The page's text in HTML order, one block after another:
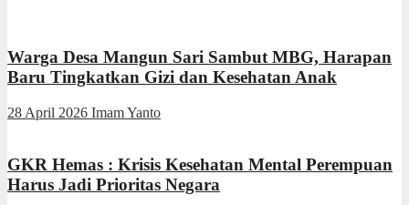
Warga Desa Mangun Sari Sambut MBG, Harapan
Baru Tingkatkan Gizi dan Kesehatan Anak
28 April 2026 Imam Yanto
GKR Hemas : Krisis Kesehatan Mental Perempuan
Harus Jadi Prioritas Negara